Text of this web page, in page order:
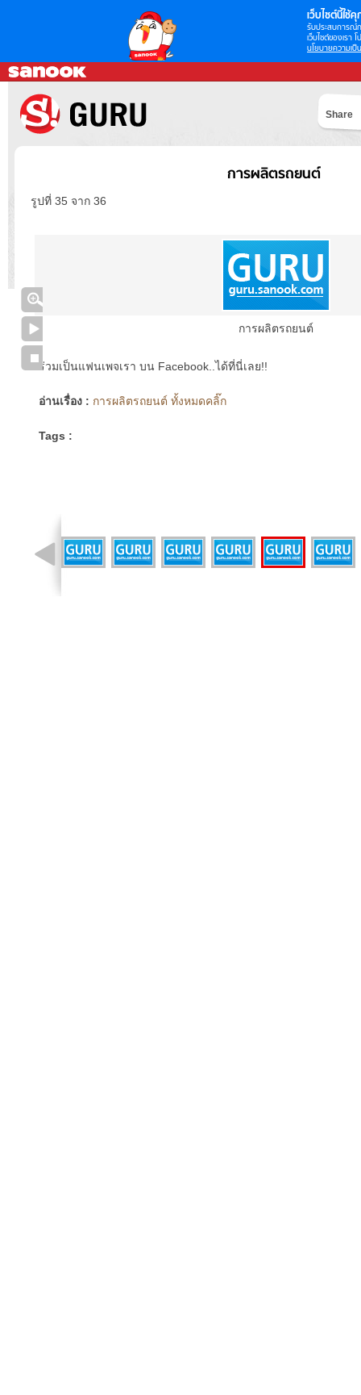
เว็บไซต์นี้ใช้คุ
รับประสบการณ์
เว็บไซต์ของเรา
นโยบายความเป็
Share
การผลิตรถยนต์
รูปที่ 35 จาก 36
การผลิตรถยนต์
ร่วมเป็นแฟนเพจเรา บน Facebook..ได้ที่นี่เลย!!
อ่านเรื่อง : การผลิตรถยนต์ ทั้งหมดคลิ๊ก
Tags :